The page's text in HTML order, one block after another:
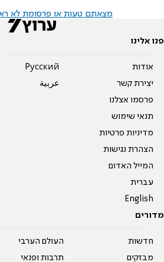
מצאתם טעות או פרסומת לא
פנו אלינו
אודות
יצירת קשר
פרסמו אצלנו
תנאי שימוש
מדיניות פרטיות
הצהרת נגישות
המייל האדום
עברית
English
Pусский
عربية
מדורים
חדשות
מבזקים
העולם הערבי
תרבות ופנאי